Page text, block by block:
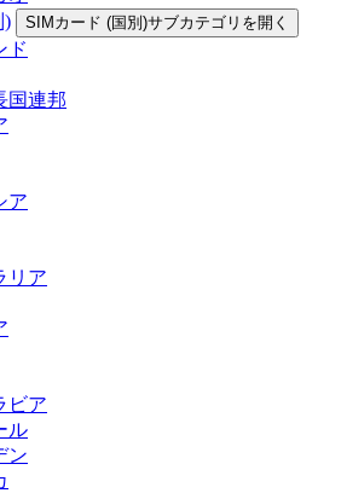
)
SIMカード (国別)サブカテゴリを開く
ド
国連邦
ア
リア
ビア
ル
ン